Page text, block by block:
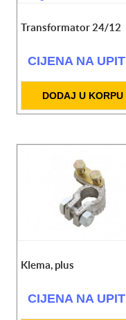
Transformator 24/12
CIJENA NA UPIT
DODAJ U KORPU
Klema, plus
CIJENA NA UPIT